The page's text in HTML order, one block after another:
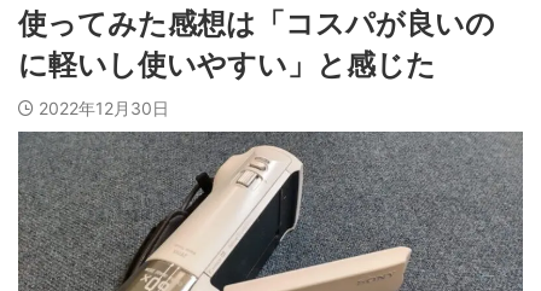
使ってみた感想は「コスパが良いの
に軽いし使いやすい」と感じた
2022年12月30日